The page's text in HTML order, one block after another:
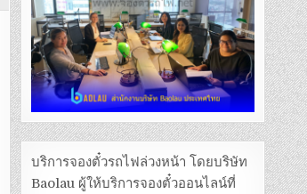
บริการจองตั๋วรถไฟล่วงหน้า โดยบริษัท
Baolau ผู้ให้บริการจองตั๋วออนไลน์ที่